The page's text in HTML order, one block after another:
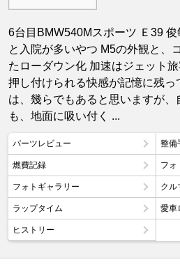
6台目BMW540Mスポーツ Ｅ39
と入院が多いやつ M5の外観と、
たローダウン化 加速はジェット
押し付けられる快感が記憶に残
は、幾らでもあると思いますが
も、地面に吸い付く ...
パーツレビュー 整備
燃費記録 フォ
フォトギャラリー クル
ラップタイム 愛車
ヒストリー